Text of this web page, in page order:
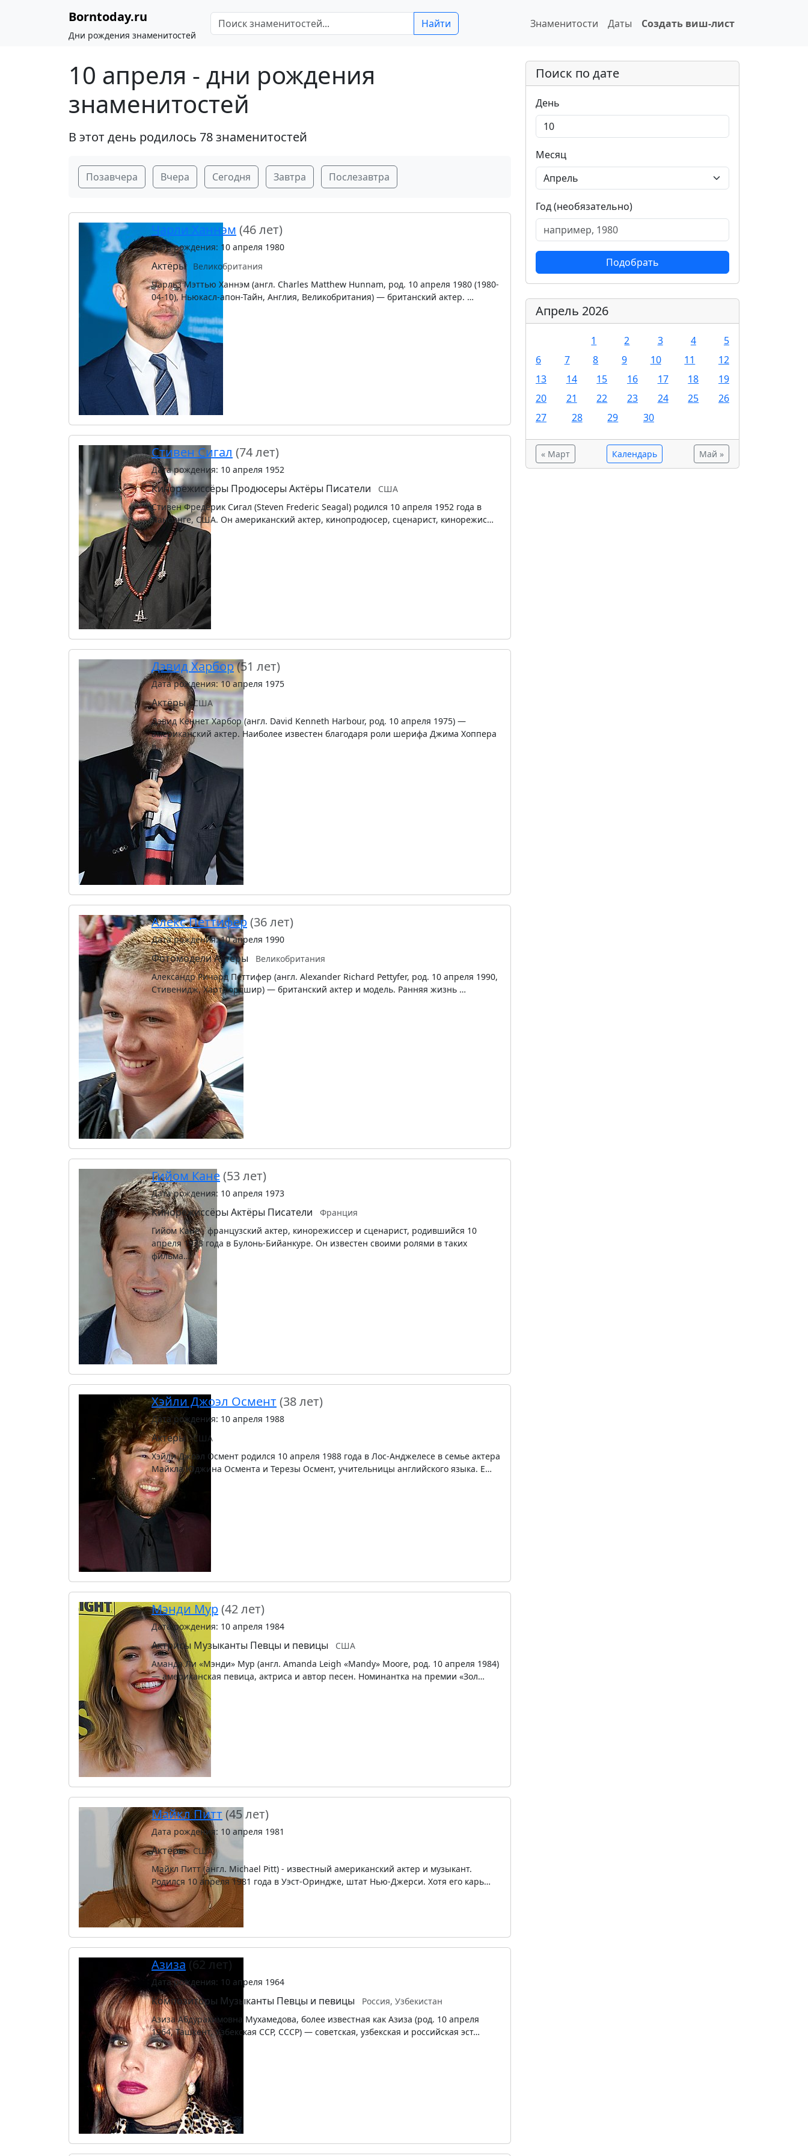
Borntoday.ru
Дни рождения знаменитостей
Найти Знаменитости Даты Создать виш-лист
10 апреля - дни рождения
знаменитостей
В этот день родилось 78 знаменитостей
Позавчера Вчера Сегодня Завтра Послезавтра
Чарли Ханнэм (46 лет)
Дата рождения: 10 апреля 1980
Актёры
Великобритания
Чарльз Мэттью Ханнэм (англ. Charles Matthew Hunnam, род. 10 апреля 1980 (1980-
04-10), Ньюкасл-апон-Тайн, Англия, Великобритания) — британский актер. …
Стивен Сигал (74 лет)
Дата рождения: 10 апреля 1952
Кинорежиссёры Продюсеры Актёры Писатели
США
Стивен Фредерик Сигал (Steven Frederic Seagal) родился 10 апреля 1952 года в
Лансинге, США. Он американский актер, кинопродюсер, сценарист, кинорежис…
Дэвид Харбор(51 лет)
Дата рождения: 10 апреля 1975
Актёры
США
Дэвид Кеннет Харбор (англ. David Kenneth Harbour, род. 10 апреля 1975) —
американский актер. Наиболее известен благодаря роли шерифа Джима Хоппера
в …
Алекс Петтифер(36 лет)
Дата рождения: 10 апреля 1990
ФотомоделиАктёры
Великобритания
Александр Ричард Петтифер (англ. Alexander Richard Pettyfer, род. 10 апреля 1990,
Стивенидж, Хартфордшир) — британский актер и модель. Ранняя жизнь …
Гийом Кане(53 лет)
Дата рождения: 10 апреля 1973
Кинорежиссёры Актёры Писатели
Франция
Гийом Кане - французский актер, кинорежиссер и сценарист, родившийся 10
апреля 1973 года в Булонь-Бийанкуре. Он известен своими ролями в таких
фильма…
Хэйли Джоэл Осмент (38 лет)
Дата рождения: 10 апреля 1988
Актёры
США
Хэйли Джоэл Осмент родился 10 апреля 1988 года в Лос-Анджелесе в семье актера
Майкла Юджина Осмента и Терезы Осмент, учительницы английского языка. Е…
Мэнди Мур(42 лет)
Дата рождения: 10 апреля 1984
Актрисы Музыканты Певцы и певицы
США
Аманда Ли «Мэнди» Мур (англ. Amanda Leigh «Mandy» Moore, род. 10 апреля 1984)
— американская певица, актриса и автор песен. Номинантка на премии «Зол…
Майкл Питт (45 лет)
Дата рождения: 10 апреля 1981
Актёры
США
Майкл Питт (англ. Michael Pitt) - известный американский актер и музыкант.
Родился 10 апреля 1981 года в Уэст-Ориндже, штат Нью-Джерси. Хотя его карь…
Азиза (62 лет)
Дата рождения: 10 апреля 1964
Композиторы Музыканты Певцы и певицы
Россия, Узбекистан
Азиза Абдурахимовна Мухамедова, более известная как Азиза (род. 10 апреля
1964, Ташкент, Узбекская ССР, СССР) — советская, узбекская и российская эст…
Поиск по дате
День
Месяц
Год (необязательно)
Подобрать
Апрель 2026
1 2 3 4
5
6
7 8 9 10 11
12
13
14 15 16 17 18
19
20
21 22 23 24 25
26
27
28 29 30
« Март Календарь Май »